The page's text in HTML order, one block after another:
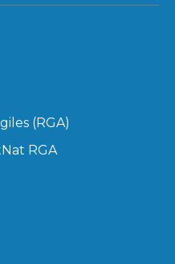
(RGA)
RGA